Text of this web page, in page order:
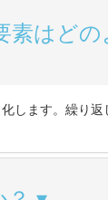
素はど
します。繰り